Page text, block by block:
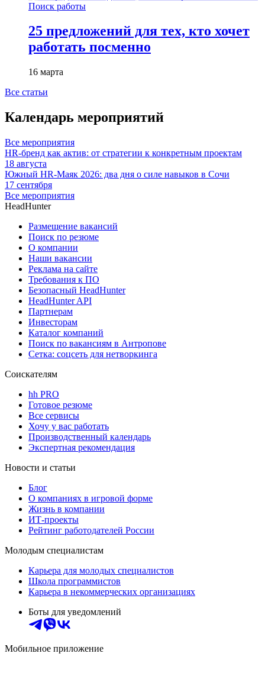
Поиск работы
25 предложений для тех, кто хочет
работать посменно
16 марта
Все статьи
Календарь мероприятий
Все мероприятия
HR-бренд как актив: от стратегии к конкретным проектам
18 августа
Южный HR-Маяк 2026: два дня о силе навыков в Сочи
17 сентября
Все мероприятия
HeadHunter
Размещение вакансий
Поиск по резюме
О компании
Наши вакансии
Реклама на сайте
Требования к ПО
Безопасный HeadHunter
HeadHunter API
Партнерам
Инвесторам
Каталог компаний
Поиск по вакансиям в Антропове
Сетка: соцсеть для нетворкинга
Соискателям
hh PRO
Готовое резюме
Все сервисы
Хочу у вас работать
Производственный календарь
Экспертная рекомендация
Новости и статьи
Блог
О компаниях в игровой форме
Жизнь в компании
ИТ-проекты
Рейтинг работодателей России
Молодым специалистам
Карьера для молодых специалистов
Школа программистов
Карьера в некоммерческих организациях
Боты для уведомлений
Мобильное приложение